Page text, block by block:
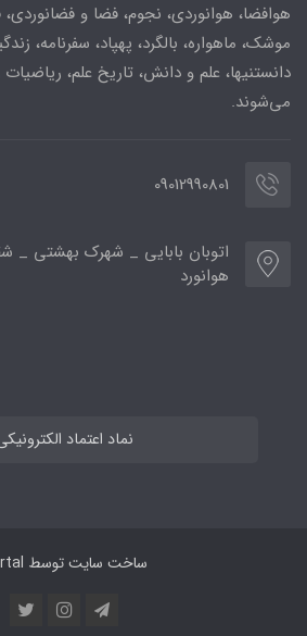
هوافضا، هوانوردی، نجوم، فضا و فضانوردی،
موشک، ماهواره، بالگرد، پهپاد، سفرنامه،
دانستنیها، علم و دانش، تاریخ علم،
می‌شوند.
09012990801
هوانورد
نماد اعتماد
ساخت سایت توسط